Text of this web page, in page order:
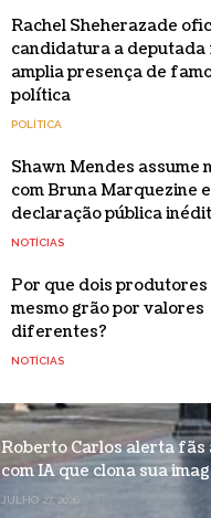
Rachel Sheherazade
candidatura a deputada
amplia presença de
política
POLÍTICA
Shawn Mendes assume
com Bruna Marquezine
declaração pública
NOTÍCIAS
Por que dois produtores
mesmo grão por valores
diferentes?
NOTÍCIAS
Roberto Carlos alerta fãs
com IA que clona sua
JULHO 27, 2026